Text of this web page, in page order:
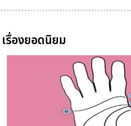
เรื่องยอดนิยม